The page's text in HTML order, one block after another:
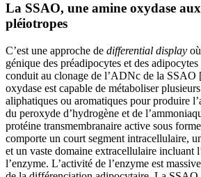
La SSAO, une amine oxydase
pléiotropes
C’est une approche de differential display
génique des préadipocytes et des
conduit au clonage de l’ADNc de la SSAO
oxydase est capable de métaboliser
aliphatiques ou aromatiques pour produire
du peroxyde d’hydrogène et de
protéine transmembranaire active sous
comporte un court segment intracellulaire,
et un vaste domaine extracellulaire incluant
l’enzyme. L’activité de l’enzyme est